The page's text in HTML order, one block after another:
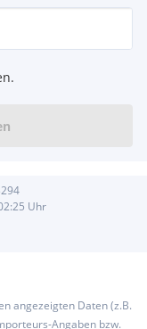
Uhr
angezeigten Daten (z.B.
Angaben bzw.